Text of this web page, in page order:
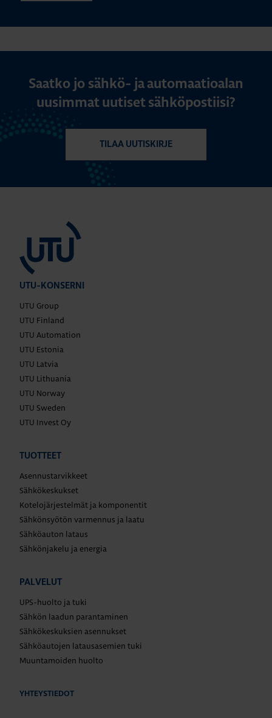
Saatko jo sähkö- ja automaatioalan
uusimmat uutiset sähköpostiisi?
TILAA UUTISKIRJE
UTU-KONSERNI
UTU Group
UTU Finland
UTU Automation
UTU Estonia
UTU Latvia
UTU Lithuania
UTU Norway
UTU Sweden
UTU Invest Oy
TUOTTEET
Asennustarvikkeet
Sähkökeskukset
Kotelojärjestelmät ja komponentit
Sähkönsyötön varmennus ja laatu
Sähköauton lataus
Sähkönjakelu ja energia
PALVELUT
UPS-huolto ja tuki
Sähkön laadun parantaminen
Sähkökeskuksien asennukset
Sähköautojen latausasemien tuki
Muuntamoiden huolto
YHTEYSTIEDOT